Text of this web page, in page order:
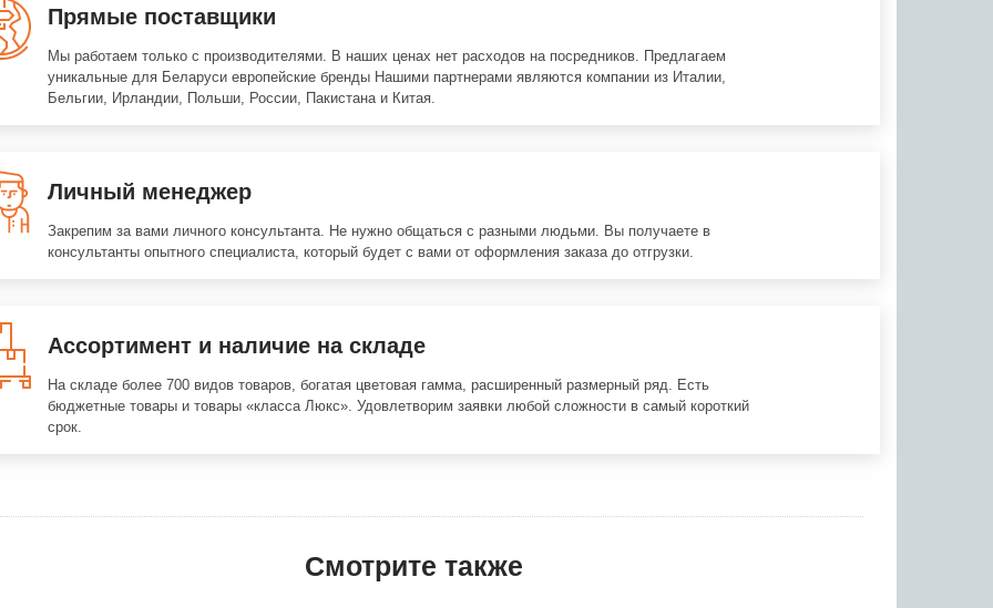
Прямые поставщики
Мы работаем только с производителями. В наших ценах нет расходов на посредников. Предлагаем
уникальные для Беларуси европейские бренды Нашими партнерами являются компании из Италии,
Бельгии, Ирландии, Польши, России, Пакистана и Китая.
Личный менеджер
Закрепим за вами личного консультанта. Не нужно общаться с разными людьми. Вы получаете в
консультанты опытного специалиста, который будет с вами от оформления заказа до отгрузки.
Ассортимент и наличие на складе
На складе более 700 видов товаров, богатая цветовая гамма, расширенный размерный ряд. Есть
бюджетные товары и товары «класса Люкс». Удовлетворим заявки любой сложности в самый короткий
срок.
Смотрите также